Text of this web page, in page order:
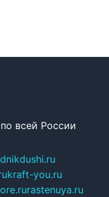
всей России
kraft-you.ru
rastenuya.ru